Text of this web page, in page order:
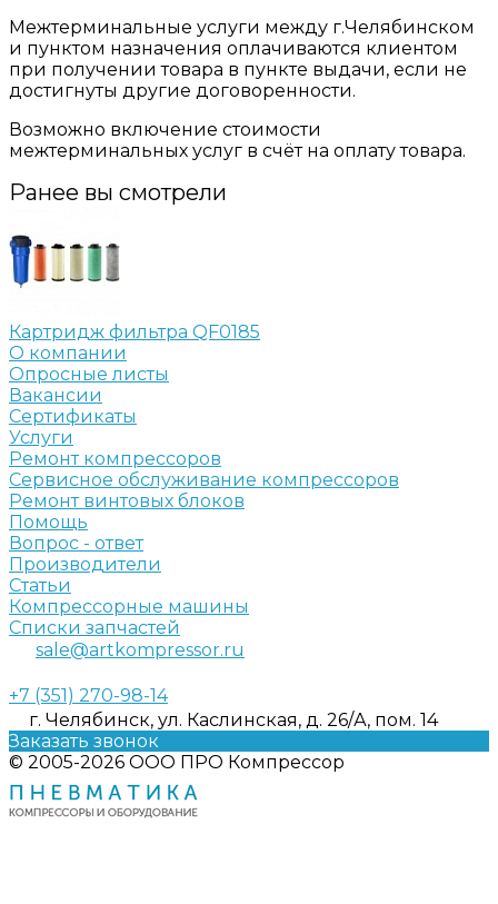
Межтерминальные услуги между г.Челябинском
и пунктом назначения оплачиваются клиентом
при получении товара в пункте выдачи, если не
достигнуты другие договоренности.
Возможно включение стоимости
межтерминальных услуг в счёт на оплату товара.
Ранее вы смотрели
Картридж фильтра QF0185
О компании
Опросные листы
Вакансии
Сертификаты
Услуги
Ремонт компрессоров
Сервисное обслуживание компрессоров
Ремонт винтовых блоков
Помощь
Вопрос - ответ
Производители
Статьи
Компрессорные машины
Списки запчастей
sale@artkompressor.ru
+7 (351) 270-98-14
г. Челябинск, ул. Каслинская, д. 26/А, пом. 14
Заказать звонок
© 2005-2026 ООО ПРО Компрессор